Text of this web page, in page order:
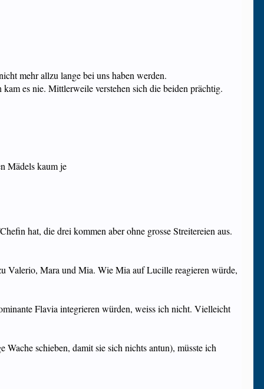
mehr allzu lange bei uns haben werden.
es nie. Mittlerweile verstehen sich die beiden prächtig.
Mädels kaum je
hat, die drei kommen aber ohne grosse Streitereien aus.
Valerio, Mara und Mia. Wie Mia auf Lucille reagieren würde,
Flavia integrieren würden, weiss ich nicht. Vielleicht
schieben, damit sie sich nichts antun), müsste ich